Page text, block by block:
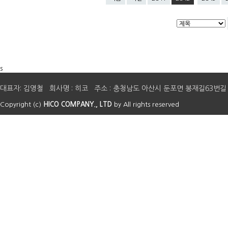
s
대표자: 김영철 회사명 : 히코 주소 : 충청남도 아산시 둔포면 봉재길63
Copyright (c) HICO COMPANY., LTD by All rights reserved